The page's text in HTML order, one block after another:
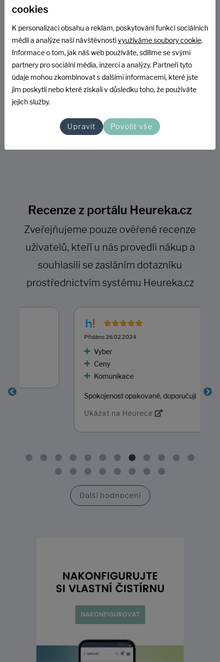
písková filtrace,...) Tím získává ČOV AT velký náskok před
Základní informace
Recenze z portálu Heureka.cz
Zveřejňujeme pouze ověřené recenze
uživatelů, kteří u nás provedli nákup a
souhlasili se zasláním dotazníku
prostřednictvím systému Heureka.cz
Přidáno 26.02.2024
Komunikace
Spokojenost opakovaně, doporučuji
Ukázat na Heurece
Další hodnocení
cookies
K personalizaci obsahu a reklam, poskytování funkcí sociálních
médií a analýze naší návštěvnostivyužíváme soubory cookie.
Informace o tom, jak náš web používáte, sdílíme se svými
partnery pro sociální média, inzerci a analýzy. Partneři tyto
údaje mohou zkombinovat s dalšími informacemi, které jste
jim poskytli nebo které získali v důsledku toho, že používáte
jejich služby.
Upravit Povolit vše